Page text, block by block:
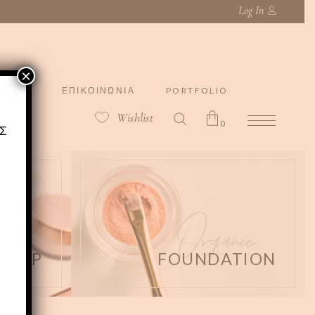
Log In
ΕΠΙΚΟΙΝΩΝΙΑ PORTFOLIO
Wishlist 0
No products in the cart.
UP Organic
FOUNDATION
×